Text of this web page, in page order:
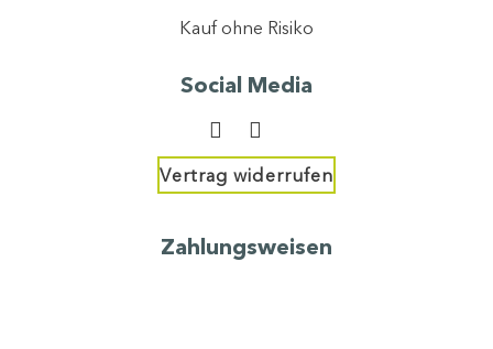
Kauf ohne Risiko
Social Media
Vertrag widerrufen
Zahlungsweisen